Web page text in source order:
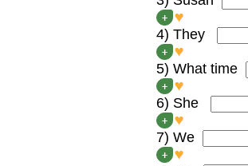
+
4) They
+
5) What time
+
6) She
+
7) We
+